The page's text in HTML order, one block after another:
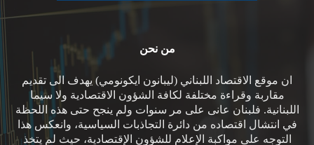
من نحن
ان موقع الاقتصاد اللبناني (ليبانون ايكونومي) يهدف الى تقديم
مقاربة وقراءة مختلفة لكافة الشؤون الاقتصادية ولا سيما
اللبنانية. فلبنان عانى على مر سنوات ولم ينجح حتى هذه اللحظة
في انتشال اقتصاده من دائرة التجاذبات السياسية، وانعكس هذا
التوجه على مواكبة الإعلام للشؤون الإقتصادية، حيث لم يتخذ